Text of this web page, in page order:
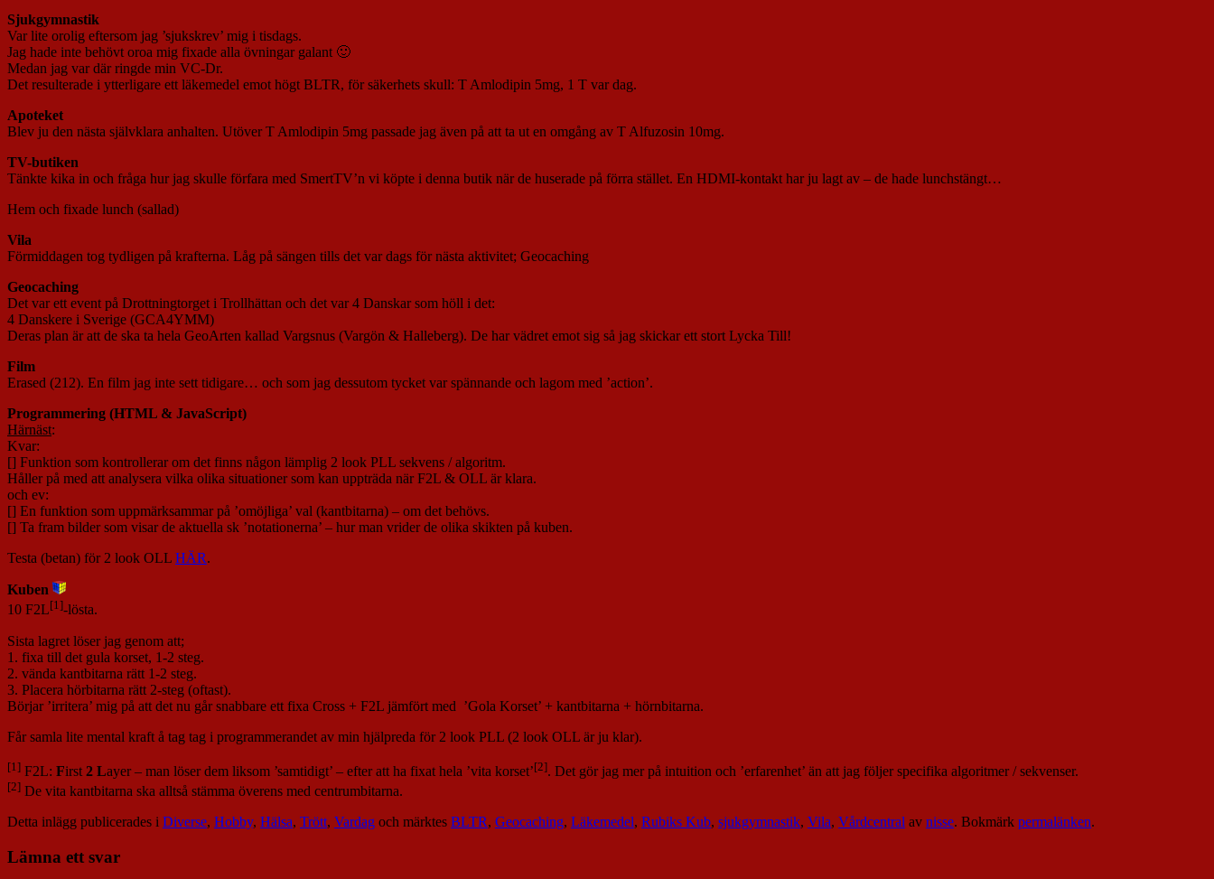
Sjukgymnastik
Var lite orolig eftersom jag ’sjukskrev’ mig i tisdags.
Jag hade inte behövt oroa mig fixade alla övningar galant 🙂
Medan jag var där ringde min VC-Dr.
Det resulterade i ytterligare ett läkemedel emot högt BLTR, för säkerhets skull: T Amlodipin 5mg, 1 T var dag.
Apoteket
Blev ju den nästa självklara anhalten. Utöver T Amlodipin 5mg passade jag även på att ta ut en omgång av T Alfuzosin 10mg.
TV-butiken
Tänkte kika in och fråga hur jag skulle förfara med SmertTV’n vi köpte i denna butik när de huserade på förra stället. En HDMI-kontakt har ju lagt av – de hade lunchstängt…
Hem och fixade lunch (sallad)
Vila
Förmiddagen tog tydligen på krafterna. Låg på sängen tills det var dags för nästa aktivitet; Geocaching
Geocaching
Det var ett event på Drottningtorget i Trollhättan och det var 4 Danskar som höll i det:
4 Danskere i Sverige (GCA4YMM)
Deras plan är att de ska ta hela GeoArten kallad Vargsnus (Vargön & Halleberg). De har vädret emot sig så jag skickar ett stort Lycka Till!
Film
Erased (212). En film jag inte sett tidigare… och som jag dessutom tycket var spännande och lagom med ’action’.
Programmering (HTML & JavaScript)
Härnäst:
Kvar:
[] Funktion som kontrollerar om det finns någon lämplig 2 look PLL sekvens / algoritm.
Håller på med att analysera vilka olika situationer som kan uppträda när F2L & OLL är klara.
och ev:
[] En funktion som uppmärksammar på ’omöjliga’ val (kantbitarna) – om det behövs.
[] Ta fram bilder som visar de aktuella sk ’notationerna’ – hur man vrider de olika skikten på kuben.
Testa (betan) för 2 look OLL HÄR.
Kuben
10 F2L[1]-lösta.
Sista lagret löser jag genom att;
1. fixa till det gula korset, 1-2 steg.
2. vända kantbitarna rätt 1-2 steg.
3. Placera hörbitarna rätt 2-steg (oftast).
Börjar ’irritera’ mig på att det nu går snabbare ett fixa Cross + F2L jämfört med ’Gola Korset’ + kantbitarna + hörnbitarna.
Får samla lite mental kraft å tag tag i programmerandet av min hjälpreda för 2 look PLL (2 look OLL är ju klar).
[1] F2L: First 2 Layer – man löser dem liksom ’samtidigt’ – efter att ha fixat hela ’vita korset’[2]. Det gör jag mer på intuition och ’erfarenhet’ än att jag följer specifika algoritmer / sekvenser.
[2] De vita kantbitarna ska alltså stämma överens med centrumbitarna.
Detta inlägg publicerades i Diverse, Hobby, Hälsa, Trött, Vardag och märktes BLTR, Geocaching, Läkemedel, Rubiks Kub, sjukgymnastik, Vila, Vårdcentral av nisse. Bokmärk permalänken.
Lämna ett svar